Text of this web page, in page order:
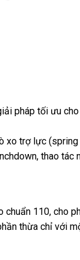
pháp tối ưu
trợ lực
thao
110, cho
thừa chỉ với